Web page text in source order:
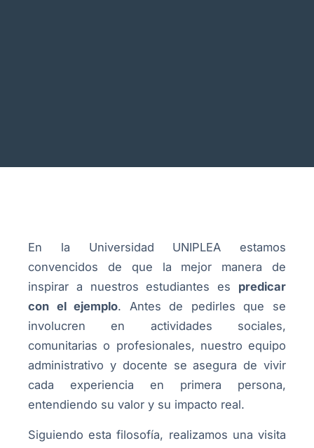
En la Universidad UNIPLEA estamos
convencidos de que la mejor manera de
inspirar a nuestros estudiantes es predicar
con el ejemplo. Antes de pedirles que se
involucren en actividades sociales,
comunitarias o profesionales, nuestro equipo
administrativo y docente se asegura de vivir
cada experiencia en primera persona,
entendiendo su valor y su impacto real.
Siguiendo esta filosofía, realizamos una visita